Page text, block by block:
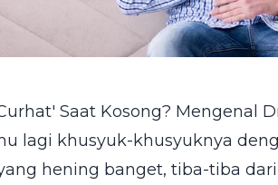
Saat Kosong? Mengenal
lagi khusyuk-khusyuknya
hening banget, tiba-tiba